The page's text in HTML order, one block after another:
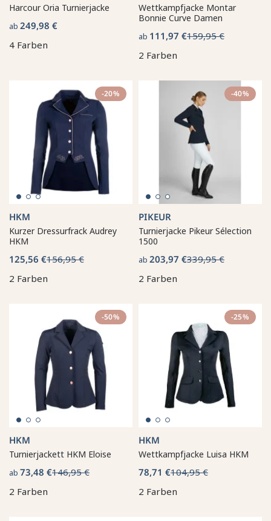
Harcour Oria Turnierjacke
ab 249,98 €
4 Farben
Wettkampfjacke Montar
Bonnie Curve Damen
ab 111,97 €159,95 €
2 Farben
-20%
HKM
Kurzer Dressurfrack Audrey
HKM
125,56 €156,95 €
2 Farben
-40%
PIKEUR
Turnierjacke Pikeur Sélection
1500
ab 203,97 €339,95 €
2 Farben
-50%
HKM
Turnierjackett HKM Eloise
ab 73,48 €146,95 €
2 Farben
-25%
HKM
Wettkampfjacke Luisa HKM
78,71 €104,95 €
2 Farben